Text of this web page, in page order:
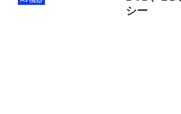
シー